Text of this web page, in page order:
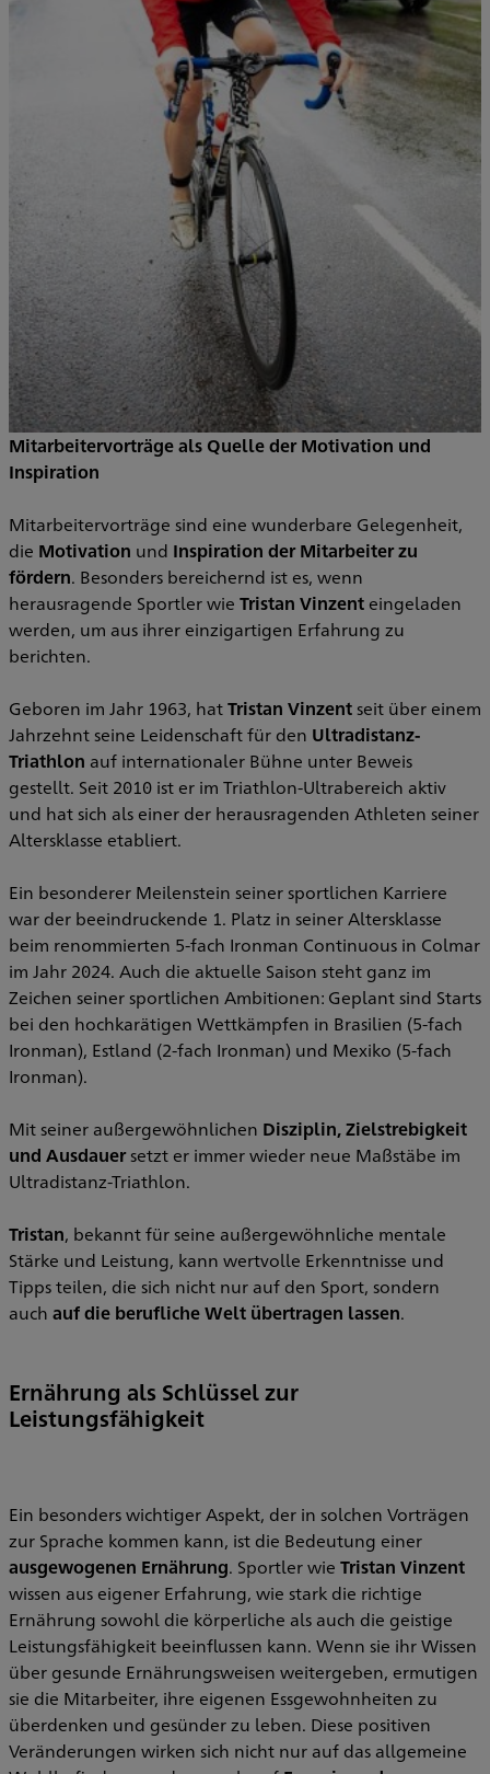
Mitarbeitervorträge als Quelle der Motivation und
Inspiration
Mitarbeitervorträge sind eine wunderbare Gelegenheit,
die Motivation und Inspiration der Mitarbeiter zu
fördern. Besonders bereichernd ist es, wenn
herausragende Sportler wie Tristan Vinzent eingeladen
werden, um aus ihrer einzigartigen Erfahrung zu
berichten.
Geboren im Jahr 1963, hatTristan Vinzent seit über einem
Jahrzehnt seine Leidenschaft für den Ultradistanz-
Triathlon auf internationaler Bühne unter Beweis
gestellt. Seit 2010 ist er im Triathlon-Ultrabereich aktiv
und hat sich als einer der herausragenden Athleten seiner
Altersklasse etabliert.
Ein besonderer Meilenstein seiner sportlichen Karriere
war der beeindruckende 1. Platz in seiner Altersklasse
beim renommierten 5-fach Ironman Continuous in Colmar
im Jahr 2024. Auch die aktuelle Saison steht ganz im
Zeichen seiner sportlichen Ambitionen: Geplant sind Starts
bei den hochkarätigen Wettkämpfen in Brasilien (5-fach
Ironman), Estland (2-fach Ironman) und Mexiko (5-fach
Ironman).
Mit seiner außergewöhnlichen Disziplin, Zielstrebigkeit
und Ausdauersetzt er immer wieder neue Maßstäbe im
Ultradistanz-Triathlon.
Tristan, bekannt für seine außergewöhnliche mentale
Stärke und Leistung, kann wertvolle Erkenntnisse und
Tipps teilen, die sich nicht nur auf den Sport, sondern
auch auf die berufliche Welt übertragen lassen.
Ernährung als Schlüssel zur
Leistungsfähigkeit
Ein besonders wichtiger Aspekt, der in solchen Vorträgen
zur Sprache kommen kann, ist die Bedeutung einer
ausgewogenen Ernährung. Sportler wie Tristan Vinzent
wissen aus eigener Erfahrung, wie stark die richtige
Ernährung sowohl die körperliche als auch die geistige
Leistungsfähigkeit beeinflussen kann. Wenn sie ihr Wissen
über gesunde Ernährungsweisen weitergeben, ermutigen
sie die Mitarbeiter, ihre eigenen Essgewohnheiten zu
überdenken und gesünder zu leben. Diese positiven
Veränderungen wirken sich nicht nur auf das allgemeine